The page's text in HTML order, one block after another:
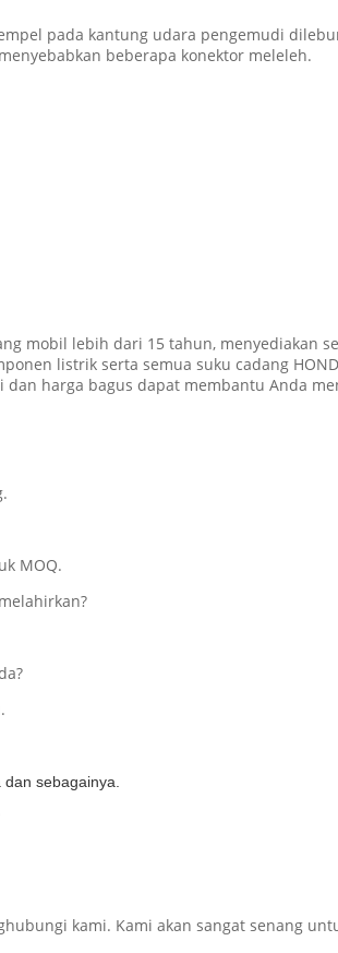
pada kantung udara pengemudi
beberapa konektor meleleh.
mobil lebih dari 15 tahun, menyediakan
listrik serta semua suku cadang
harga bagus dapat membantu Anda
MOQ.
sebagainya.
kami. Kami akan sangat senang